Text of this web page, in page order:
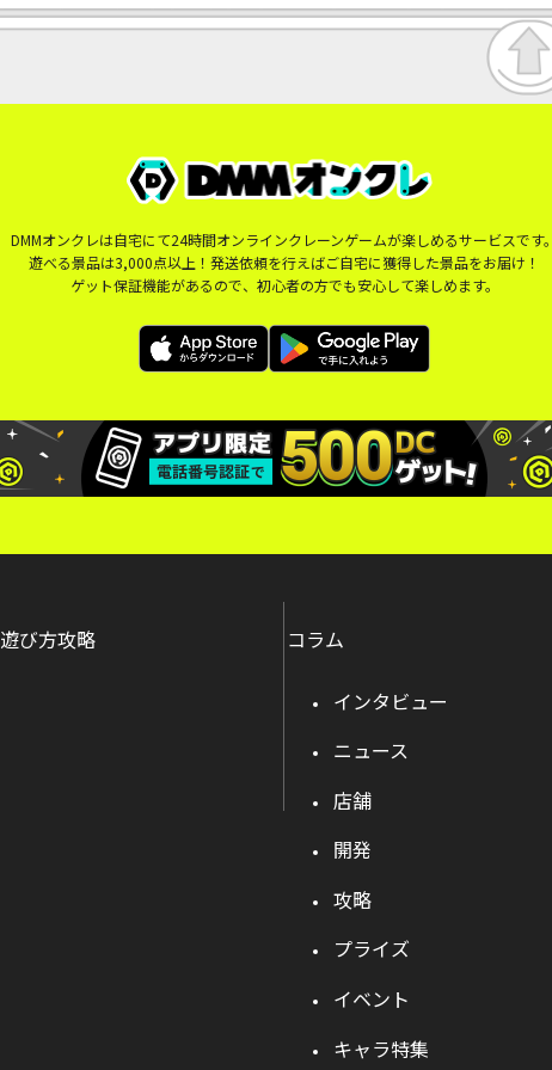
DMMオンクレは自宅にて24時間オンラインクレーンゲームが楽しめるサービスです
遊べる景品は3,000点以上！発送依頼を行えばご自宅に獲得した景品をお届け！
ゲット保証機能があるので、初心者の方でも安心して楽しめます。
遊び方攻略 コラム
インタビュー
ニュース
店舗
開発
攻略
プライズ
イベント
キャラ特集